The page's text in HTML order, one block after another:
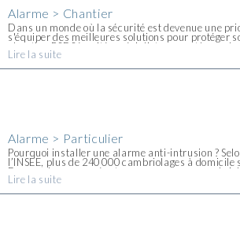
Alarme > Chantier
Dans un monde où la sécurité est devenue une
s'équiper des meilleures solutions pour protéger
chantier. PSF Sécurité, spécialiste en systèmes de
propose [...]
Lire la suite
Alarme > Particulier
Pourquoi installer une alarme anti-intrusion ?
l’INSEE, plus de 240 000 cambriolages à domicile
France chaque année et, en moyenne, un
France se produit [...]
Lire la suite